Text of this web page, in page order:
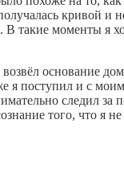
кривой и
В такие моменты я
основание
я поступил и с
следил за
того, что я